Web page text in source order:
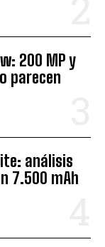
200 MP y
parecen
análisis
7.500 mAh